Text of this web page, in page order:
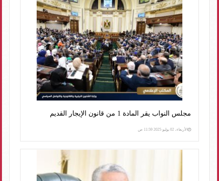
مجلس النواب يقر المادة 1 من قانون الإيجار القديم
الأربعاء، 02 يوليو 2025 11:59 ص